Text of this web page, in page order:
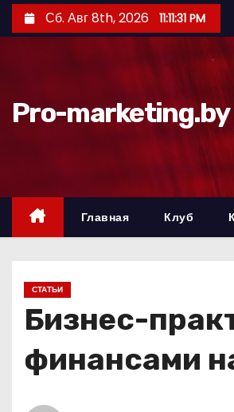
е
д
Сб. Авг 8th, 2026 11:11:32 PM
Pro-marketing.by
Главная Клуб
СТАТЬИ
Бизнес-
финансами